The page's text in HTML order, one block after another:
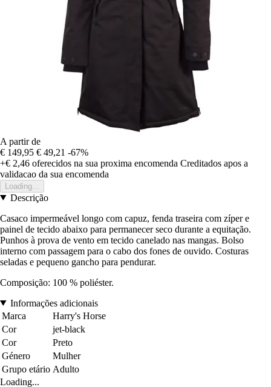
A partir de
€ 149,95 € 49,21 -67%
+€ 2,46 oferecidos na sua proxima encomenda Creditados apos a
validacao da sua encomenda
Loading...
Descrição
Casaco impermeável longo com capuz, fenda traseira com zíper e
painel de tecido abaixo para permanecer seco durante a equitação.
Punhos à prova de vento em tecido canelado nas mangas. Bolso
interno com passagem para o cabo dos fones de ouvido. Costuras
seladas e pequeno gancho para pendurar.
Composição: 100 % poliéster.
Informações adicionais
Marca
Harry's Horse
Cor
jet-black
Cor
Preto
Género
Mulher
Grupo etário Adulto
Loading...